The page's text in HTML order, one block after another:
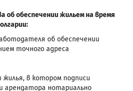
об обеспечении жильем на время
об обеспечении
точного адреса
жилья, в котором подписи
арендатора нотариально